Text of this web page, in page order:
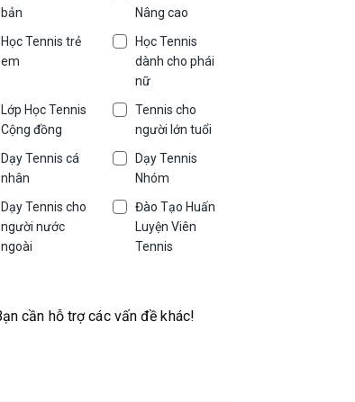
bản
Nâng cao
Học Tennis trẻ
em
Học Tennis
dành cho phái
nữ
Lớp Học Tennis
Cộng đồng
Tennis cho
người lớn tuổi
Dạy Tennis cá
nhân
Dạy Tennis
Nhóm
Dạy Tennis cho
người nước
ngoài
Đào Tạo Huấn
Luyện Viên
Tennis